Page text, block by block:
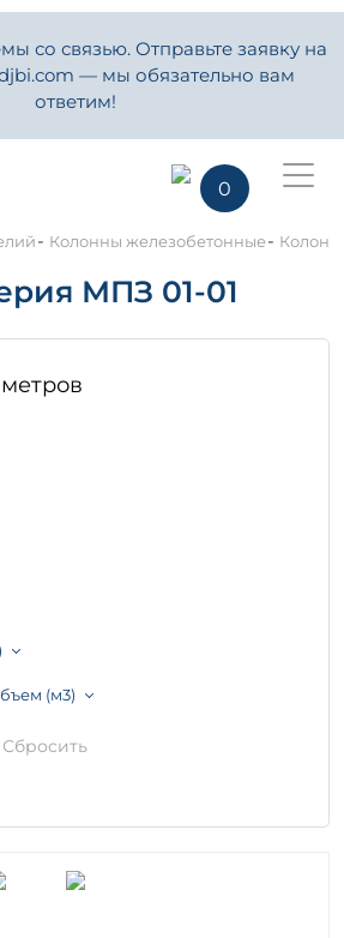
со связью. Отправьте заявку на
— мы обязательно вам
ответим!
0
- Колонны железобетонные-
МПЗ 01-01
(м3)